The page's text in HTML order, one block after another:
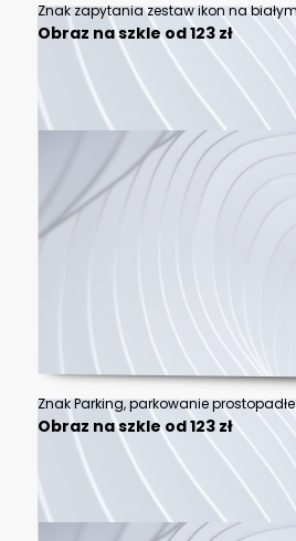
Obraz na szkle od 123 zł
Znak Parking, parkowanie prostopadłe
Obraz na szkle od 123 zł